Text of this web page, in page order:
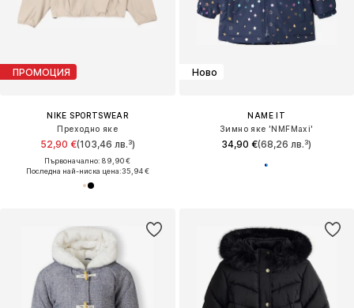
ПРОМОЦИЯ
NIKE SPORTSWEAR
Преходно яке
52,90 €(103,46 лв.³)
Първоначално: 89,90 €
Последна най-ниска цена:35,94 €
Ново
NAME IT
Зимно яке 'NMFMaxi'
34,90 €(68,26 лв.³)